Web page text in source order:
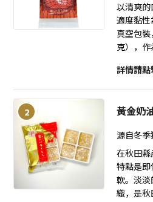
以清爽
適度黏
真空包
克），作
詳情請點
2 黃金奶
源自冬季
在秋田縣
特點是
軟。淡
織，是秋